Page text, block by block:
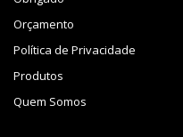
Orçamento
Política de Privacidade
Produtos
Quem Somos